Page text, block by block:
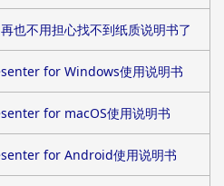
也不用担心找不到纸质说明书了
for Windows使用说明书
for macOS使用说明书
for Android使用说明书